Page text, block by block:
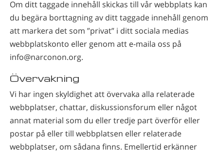
Om ditt taggade innehåll skickas till vår webbplats kan
du begära borttagning av ditt taggade innehåll genom
att markera det som ”privat” i ditt sociala medias
webbplatskonto eller genom att e-maila oss på
info@narconon.org.
Övervakning
Vi har ingen skyldighet att övervaka alla relaterade
webbplatser, chattar, diskussionsforum eller något
annat material som du eller tredje part överför eller
postar på eller till webbplatsen eller relaterade
webbplatser, om sådana finns. Emellertid erkänner